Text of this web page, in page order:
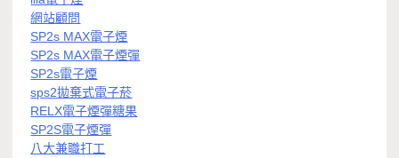
網站顧問
SP2s MAX電子煙
SP2s MAX電子煙彈
SP2s電子煙
sps2拋棄式電子菸
RELX電子煙彈糖果
SP2S電子煙彈
八大兼職打工